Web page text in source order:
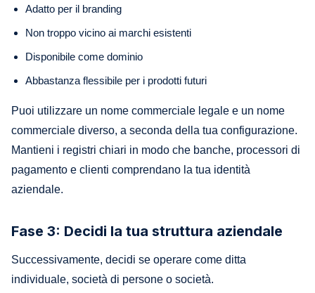
Adatto per il branding
Non troppo vicino ai marchi esistenti
Disponibile come dominio
Abbastanza flessibile per i prodotti futuri
Puoi utilizzare un nome commerciale legale e un nome
commerciale diverso, a seconda della tua configurazione.
Mantieni i registri chiari in modo che banche, processori di
pagamento e clienti comprendano la tua identità
aziendale.
Fase 3: Decidi la tua struttura aziendale
Successivamente, decidi se operare come ditta
individuale, società di persone o società.